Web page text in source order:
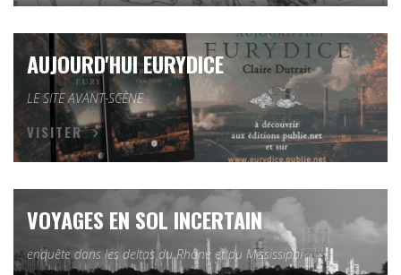
AUJOURD'HUI EURYDICE
LE SITE AVANT-SCÈNE
VISITER
VOYAGES EN SOL INCERTAIN
enquête dans les deltas du Rhône et du Mississippi